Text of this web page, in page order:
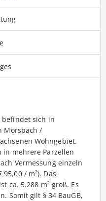
befindet sich in
Morsbach /
Wohngebiet.
in mehrere Parzellen
Vermessung einzeln
/ m²). Das
ca. 5.288 m² groß. Es
Somit gilt § 34 BauGB,